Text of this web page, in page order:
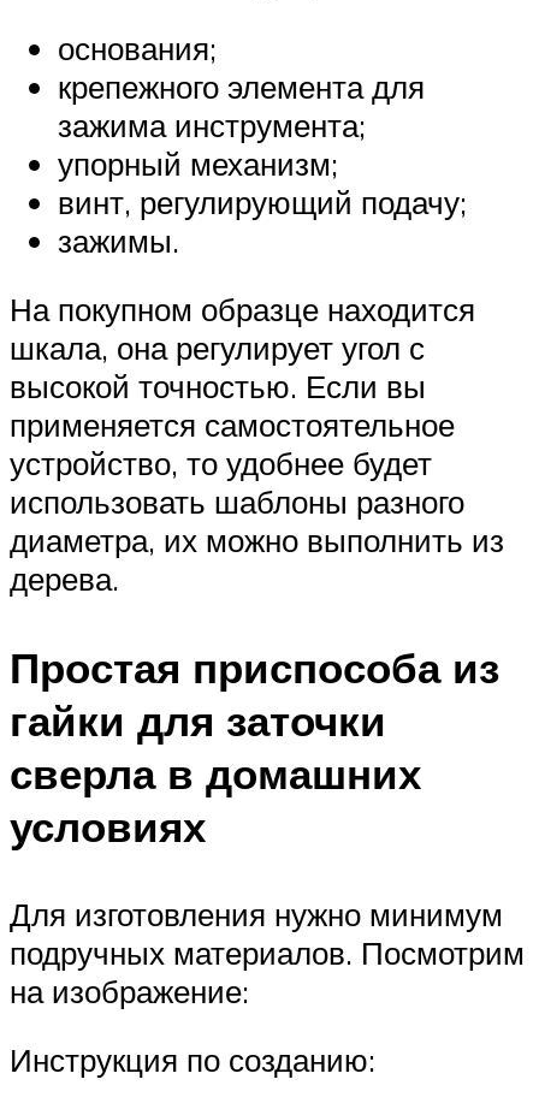
основания;
крепежного элемента для
зажима инструмента;
упорный механизм;
винт, регулирующий подачу;
зажимы.
На покупном образце находится
шкала, она регулирует угол с
высокой точностью. Если вы
применяется самостоятельное
устройство, то удобнее будет
использовать шаблоны разного
диаметра, их можно выполнить из
дерева.
Простая приспособа из
гайки для заточки
сверла в домашних
условиях
Для изготовления нужно минимум
подручных материалов. Посмотрим
на изображение:
Инструкция по созданию: